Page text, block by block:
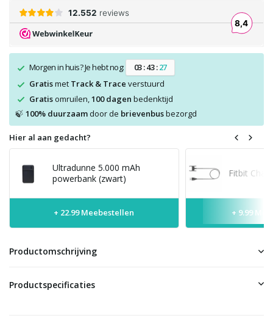
Morgen in huis? Je hebt nog: 03:43:26
Gratismet Track & Trace verstuurd
Gratisomruilen, 100 dagen bedenktijd
🍃 100% duurzaamdoor de brievenbusbezorgd
Hier al aan gedacht?
Ultradunne 5.000 mAh
powerbank (zwart)
+ 22.99 Meebestellen
Fitbit
+ 9.99
Productomschrijving
Productspecificaties